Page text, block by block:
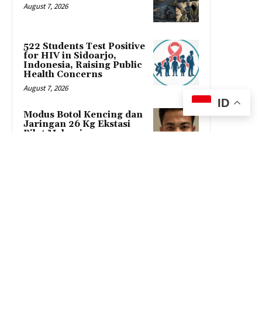
August 7, 2026
522 Students Test Positive
for HIV in Sidoarjo,
Indonesia, Raising Public
Health Concerns
August 7, 2026
Modus Botol Kencing dan
Jaringan 26 Kg Ekstasi
Pilot Malaysia
ID